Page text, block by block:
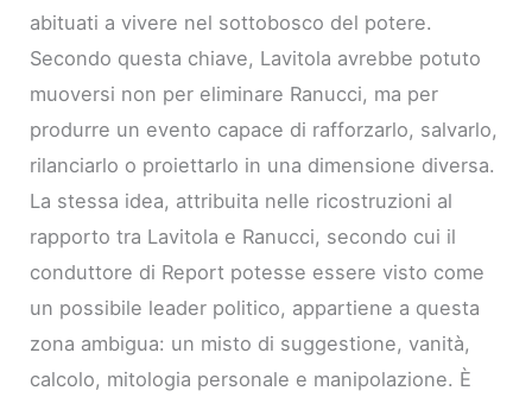
abituati a vivere nel sottobosco del potere.
Secondo questa chiave, Lavitola avrebbe potuto
muoversi non per eliminare Ranucci, ma per
produrre un evento capace di rafforzarlo, salvarlo,
rilanciarlo o proiettarlo in una dimensione diversa.
La stessa idea, attribuita nelle ricostruzioni al
rapporto tra Lavitola e Ranucci, secondo cui il
conduttore di Report potesse essere visto come
un possibile leader politico, appartiene a questa
zona ambigua: un misto di suggestione, vanità,
calcolo, mitologia personale e manipolazione. È